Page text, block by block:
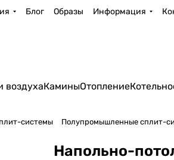
Блог Образы Информация
воздухаКаминыОтопление
системы Полупромышленные сплит-
Напольно-